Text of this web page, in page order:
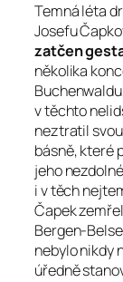
Temná léta
Josefu
zatčen
několika
v těchto
neztratil
básně, které
jeho
i v těch
Čapek
Bergen-
nebylo nikdy
úředně